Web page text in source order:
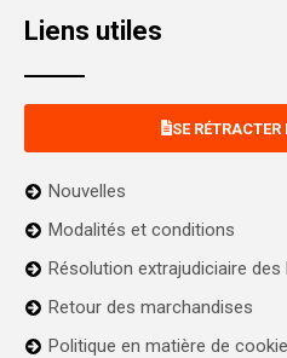
Liens utiles
SE
Nouvelles
Modalités et conditions
Résolution extrajudiciaire des
Retour des marchandises
Politique en matière de